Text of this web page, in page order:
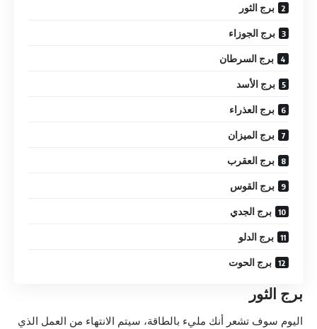
برج الثور
برج الجوزاء
برج السرطان
برج الأسد
برج العذراء
برج الميزان
برج العقرب
برج القوس
برج الجدي
برج الدلو
برج الحوت
برج الثور
اليوم سوف تشعر أنك مليء بالطاقة، سيتم الانتهاء من العمل الذي